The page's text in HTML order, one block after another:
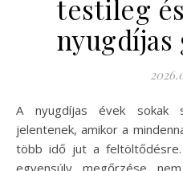
testileg
nyugdíjas
A nyugdíjas évek sokak számára egy új kezdetet
jelentenek, amikor a
több idő jut a
egyensúly megőrzése